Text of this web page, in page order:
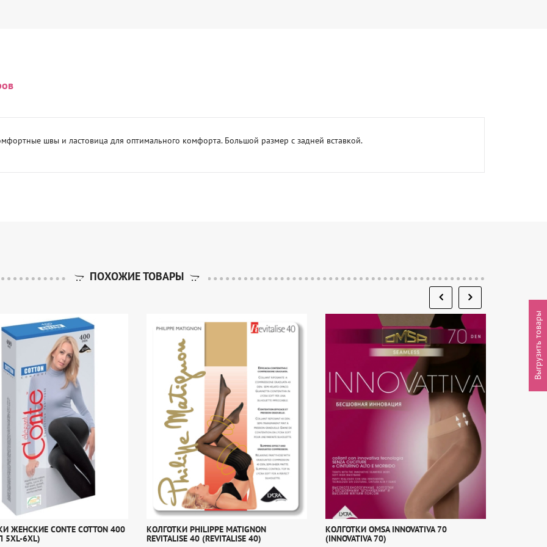
швы и ластовица для оптимального комфорта. Большой размер с задней вставкой.
ПОХОЖИЕ ТОВАРЫ
ЖЕНСКИЕ CONTE COTTON 400
5XL-6XL)
КОЛГОТКИ PHILIPPE MATIGNON
REVITALISE 40 (REVITALISE 40)
КОЛГОТКИ OMSA INNOVATIVA 70
(INNOVATIVA 70)
Выгрузить товары